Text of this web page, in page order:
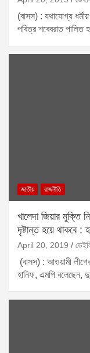
(বাসস) : যথাযোগ্য ধর্মীয়
পবিত্র শবেবরাত পালিত
জাতীয় রাজনীতি
খালেদা জিয়ার মুক্তি
দৃষ্টান্ত হয়ে থাকবে :
April 20, 2019
(বাসস) : আওয়ামী
হানিফ, এমপি বলেছেন,